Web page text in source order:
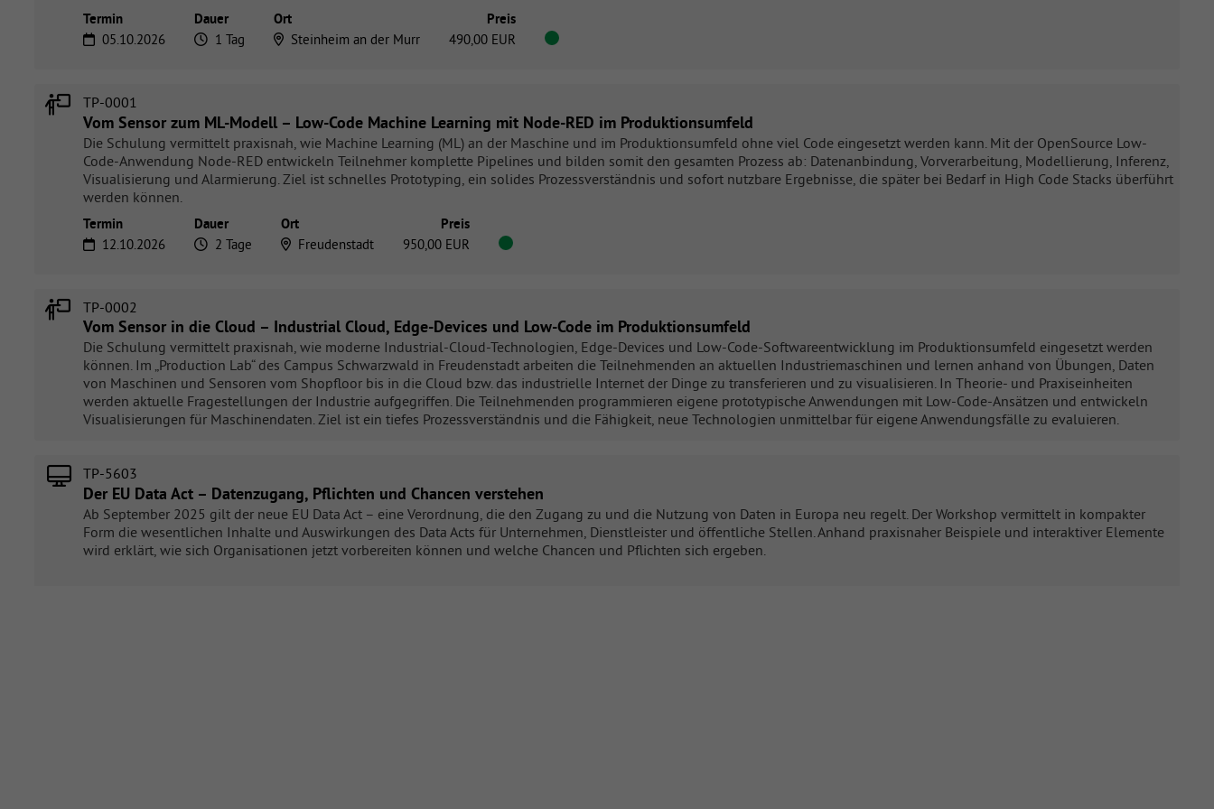
Termin Dauer Ort
Preis
05.10.2026
1 Tag Steinheim an der Murr 490,00 EUR
TP-0001
Vom Sensor zum ML-Modell – Low-Code Machine Learning mit Node-RED im Produktionsumfeld
Die Schulung vermittelt praxisnah, wie Machine Learning (ML) an der Maschine und im Produktionsumfeld ohne viel Code eingesetzt werden kann. Mit der OpenSource Low-
Code-Anwendung Node-RED entwickeln Teilnehmer komplette Pipelines und bilden somit den gesamten Prozess ab: Datenanbindung, Vorverarbeitung, Modellierung, Inferenz,
Visualisierung und Alarmierung. Ziel ist schnelles Prototyping, ein solides Prozessverständnis und sofort nutzbare Ergebnisse, die später bei Bedarf in High Code Stacks überführt
werden können.
Termin Dauer Ort
Preis
12.10.2026
2 Tage Freudenstadt 950,00 EUR
TP-0002
Vom Sensor in die Cloud – Industrial Cloud, Edge-Devices und Low-Code im Produktionsumfeld
Die Schulung vermittelt praxisnah, wie moderne Industrial-Cloud-Technologien, Edge-Devices und Low-Code-Softwareentwicklung im Produktionsumfeld eingesetzt werden
können. Im „Production Lab“ des Campus Schwarzwald in Freudenstadt arbeiten die Teilnehmenden an aktuellen Industriemaschinen und lernen anhand von Übungen, Daten
von Maschinen und Sensoren vom Shopfloor bis in die Cloud bzw. das industrielle Internet der Dinge zu transferieren und zu visualisieren. In Theorie- und Praxiseinheiten
werden aktuelle Fragestellungen der Industrie aufgegriffen. Die Teilnehmenden programmieren eigene prototypische Anwendungen mit Low-Code-Ansätzen und entwickeln
Visualisierungen für Maschinendaten. Ziel ist ein tiefes Prozessverständnis und die Fähigkeit, neue Technologien unmittelbar für eigene Anwendungsfälle zu evaluieren.
TP-5603
Der EU Data Act – Datenzugang, Pflichten und Chancen verstehen
Ab September 2025 gilt der neue EU Data Act – eine Verordnung, die den Zugang zu und die Nutzung von Daten in Europa neu regelt. Der Workshop vermittelt in kompakter
Form die wesentlichen Inhalte und Auswirkungen des Data Acts für Unternehmen, Dienstleister und öffentliche Stellen. Anhand praxisnaher Beispiele und interaktiver Elemente
wird erklärt, wie sich Organisationen jetzt vorbereiten können und welche Chancen und Pflichten sich ergeben.